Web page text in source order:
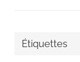
Étiquettes